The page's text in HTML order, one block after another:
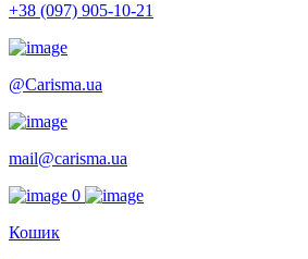
+38 (097) 905-10-21
@Carisma.ua
mail@carisma.ua
0
Кошик